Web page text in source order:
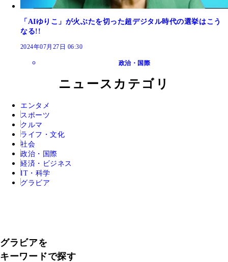
「AIゆりこ」が火ぶたを切った超デジタル時代の選挙はこう
なる!!
2024年07月27日 06:30
政治・国際
ニュースカテゴリ
エンタメ
スポーツ
クルマ
ライフ・文化
社会
政治・国際
経済・ビジネス
IT・科学
グラビア
グラビアを
キーワードで探す